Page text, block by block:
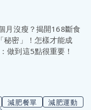
腿部脂肪或改善
擺脫小腿給人過於
月沒瘦？揭開168斷食
秘密」！怎樣才能成
做到這5點很重要！
減肥餐單
減肥運動